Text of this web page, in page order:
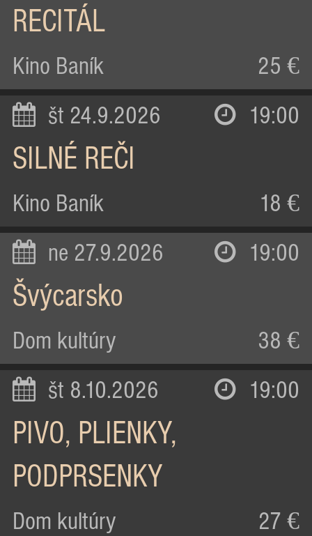
RECITÁL
Kino Baník 25 €
št 24.9.2026 19:00
SILNÉ REČI
Kino Baník 18 €
ne 27.9.2026 19:00
Švýcarsko
Dom kultúry 38 €
št 8.10.2026 19:00
PIVO, PLIENKY,
PODPRSENKY
Dom kultúry 27 €